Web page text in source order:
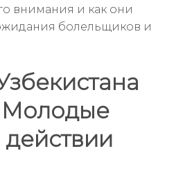
внимания и как они
болельщиков и
Молодые
действии